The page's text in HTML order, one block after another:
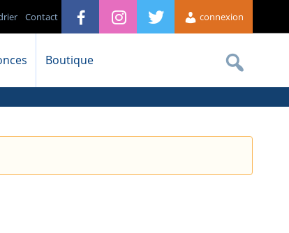
connexion
Contact
Boutique